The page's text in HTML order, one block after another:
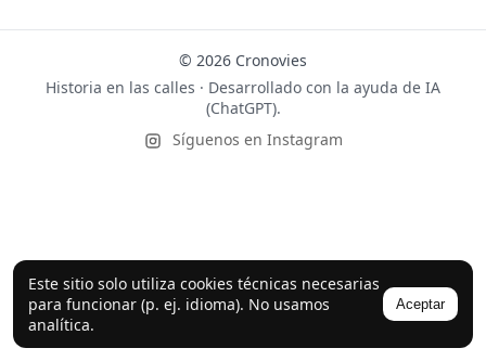
Este sitio solo utiliza cookies técnicas necesarias
para funcionar (p. ej. idioma). No usamos
analítica.
Aceptar
© 2026 Cronovies
Historia en las calles · Desarrollado con la ayuda de IA
(ChatGPT).
Síguenos en Instagram